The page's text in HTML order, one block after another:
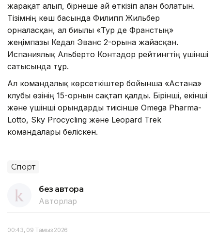
жарақат алып, бірнеше ай өткізіп алған болатын.
Тізімнің көш басында Филипп Жильбер
орналасқан, ал биылғы «Тур де Франстың»
жеңімпазы Кедал Эванс 2-орынға жайғасқан.
Испаниялық Альберто Контадор рейтингтің үшінші
сатысында тұр.
Ал командалық көрсеткіштер бойынша «Астана»
клубы өзінің 15-орнын сақтап қалды. Бірінші, екінші
және үшінші орындарды тиісінше Omega Pharma-
Lotto, Sky Procycling және Leopard Trek
командалары бөліскен.
Спорт
без автора
Авторлар
00:43, 09 Тамыз 2026